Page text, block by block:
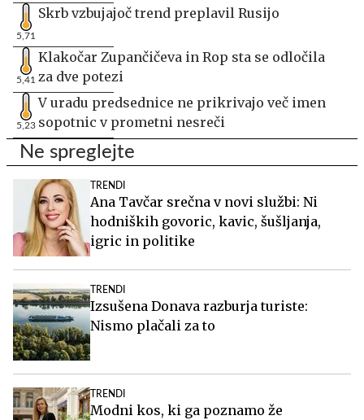
5,71
Skrb vzbujajoč trend preplavil Rusijo
5,41
Klakočar Zupančičeva in Rop sta se odločila
za dve potezi
5,23
V uradu predsednice ne prikrivajo več imen
sopotnic v prometni nesreči
Ne spreglejte
TRENDI
Ana Tavčar srečna v novi službi: Ni
hodniških govoric, kavic, šušljanja,
igric in politike
TRENDI
Izsušena Donava razburja turiste:
Nismo plačali za to
TRENDI
Modni kos, ki ga poznamo že